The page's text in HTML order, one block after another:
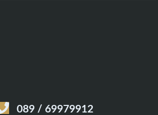
089 / 69979912